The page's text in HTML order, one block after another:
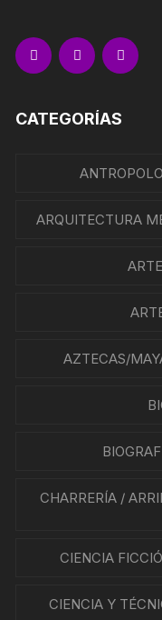
CATEGORÍAS
ARQUITECTURA
AZTECAS/
CHARRERÍA /
CIENCIA
CIENCIA Y